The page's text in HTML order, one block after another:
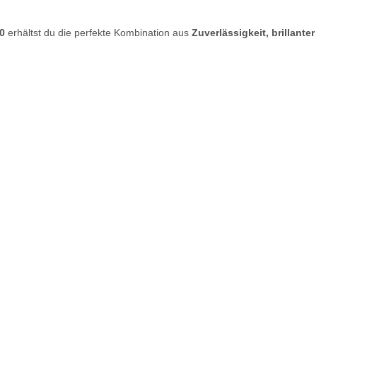
erhältst du die perfekte Kombination aus Zuverlässigkeit, brillanter